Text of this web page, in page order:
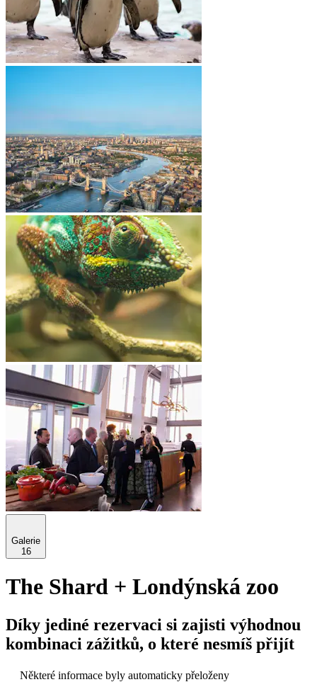
Galerie
16
The Shard + Londýnská zoo
Díky jediné rezervaci si zajisti výhodnou
kombinaci zážitků, o které nesmíš přijít
Některé informace byly automaticky přeloženy